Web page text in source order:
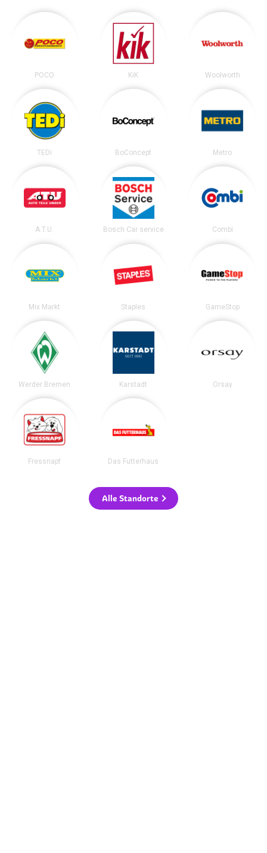
POCO KiK Woolworth
TEDi BoConcept Metro
A.T.U. Bosch Car service Combi
Mix Markt Staples GameStop
Werder Bremen Karstadt Orsay
Fressnapf Das Futterhaus
Alle Standorte